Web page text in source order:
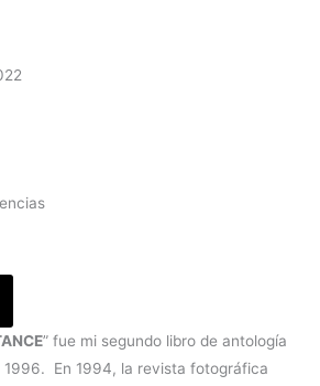
” fue mi segundo libro de antología
En 1994, la revista fotográfica